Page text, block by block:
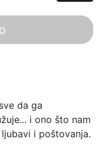
da ga
i ono što nam
i poštovanja.